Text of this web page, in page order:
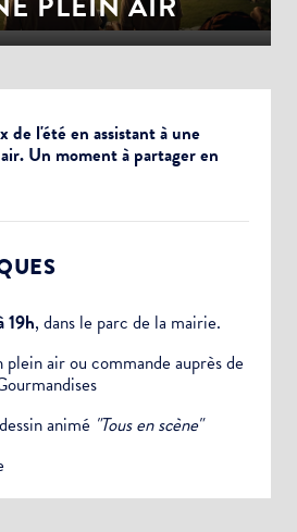
de l'été en assistant à une
Un moment à partager en
19h, dans le parc de la mairie.
air ou commande auprès de
animé "Tous en scène"